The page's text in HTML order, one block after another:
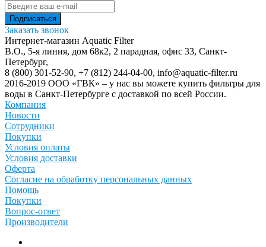
Заказать звонок
Интернет-магазин Aquatic Filter
В.О., 5-я линия, дом 68к2, 2 парадная, офис 33, Санкт-
Петербург,
8 (800) 301-52-90, +7 (812) 244-04-00, info@aquatic-filter.ru
2016-2019 ООО «ГВК» – у нас вы можете купить фильтры для
воды в Санкт-Петербурге с доставкой по всей России.
Компания
Новости
Сотрудники
Покупки
Условия оплаты
Условия доставки
Оферта
Согласие на обработку персональных данных
Помощь
Покупки
Вопрос-ответ
Производители